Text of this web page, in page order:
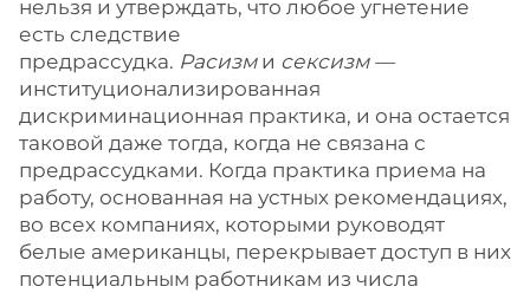
нельзя и утверждать, что любое угнетение
есть следствие
предрассудка. Расизми сексизм —
институционализированная
дискриминационная практика, и она остается
таковой даже тогда, когда не связана с
предрассудками. Когда практика приема на
работу, основанная на устных рекомендациях,
во всех компаниях, которыми руководят
белые американцы, перекрывает доступ в них
потенциальным работникам из числа